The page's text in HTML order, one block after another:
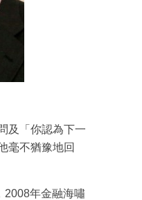
及「你認為下一
毫不猶豫地回
2008年金融海嘯